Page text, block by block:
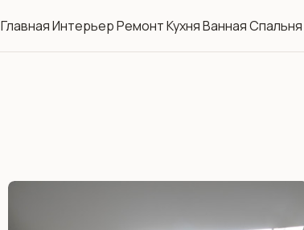
ГлавнаяИнтерьерРемонтКухняВаннаяСпальня